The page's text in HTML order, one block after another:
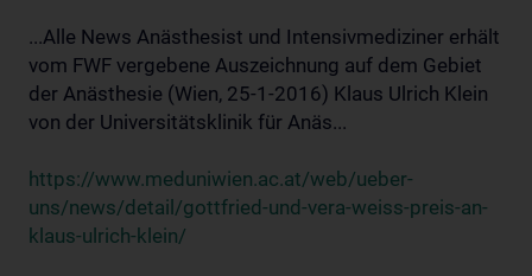
...Alle News Anästhesist und Intensivmediziner erhält
vom FWF vergebene Auszeichnung auf dem Gebiet
der Anästhesie (Wien, 25-1-2016) Klaus Ulrich Klein
von der Universitätsklinik für Anäs...
https://www.meduniwien.ac.at/web/ueber-
uns/news/detail/gottfried-und-vera-weiss-preis-an-
klaus-ulrich-klein/